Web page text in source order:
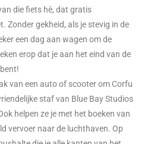
die fiets hè, dat gratis
Zonder gekheid, als je stevig in de
een dag aan wagen om de
erop dat je aan het eind van de
van een auto of scooter om Corfu
staf van Blue Bay Studios
helpen ze je met het boeken van
vervoer naar de luchthaven. Op